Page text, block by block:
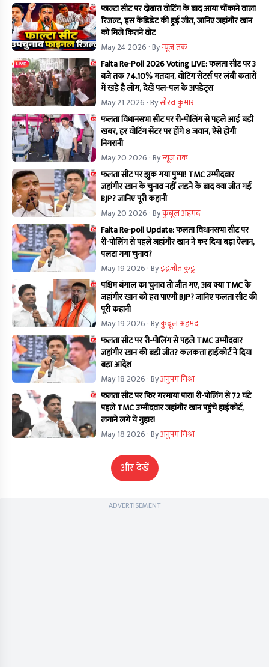
फाल्टा सीट पर दोबारा वोटिंग के बाद आया चौंकाने वाला
रिजल्ट, इस कैंडिडेट की हुई जीत, जानिए जहांगीर खान
को मिले कितने वोट
May 24 2026 · Byन्यूज तक
Falta Re-Poll 2026 Voting LIVE: फलता सीट पर 3
बजे तक 74.10% मतदान, वोटिंग सेंटर्स पर लंबी कतारों
में खड़े है लोग, देखें पल-पल के अपडेट्स
May 21 2026 · Byसौरव कुमार
फलता विधानसभा सीट पर री-पोलिंग से पहले आई बड़ी
खबर, हर वोटिंग सेंटर पर होंगे 8 जवान, ऐसे होगी
निगरानी
May 20 2026 · Byन्यूज तक
फलता सीट पर झुक गया पुष्पा! TMC उम्मीदवार
जहांगीर खान के चुनाव नहीं लड़ने के बाद क्या जीत गई
BJP? जानिए पूरी कहानी
May 20 2026 · Byकुबूल अहमद
Falta Re-poll Update: फलता विधानसभा सीट पर
री-पोलिंग से पहले जहांगीर खान ने कर दिया बड़ा ऐलान,
पलटा गया चुनाव?
May 19 2026 · Byइंद्रजीत कुंडू
पश्चिम बंगाल का चुनाव तो जीत गए, अब क्या TMC के
जहांगीर खान को हरा पाएगी BJP? जानिए फलता सीट की
पूरी कहानी
May 19 2026 · Byकुबूल अहमद
फलता सीट पर री-पोलिंग से पहले TMC उम्मीदवार
जहांगीर खान की बड़ी जीत? कलकत्ता हाईकोर्ट ने दिया
बड़ा आदेश
May 18 2026 · Byअनुपम मिश्रा
फलता सीट पर फिर गरमाया पारा! री-पोलिंग से 72 घंटे
पहले TMC उम्मीदवार जहांगीर खान पहुंचे हाईकोर्ट,
लगाने लगे ये गुहार!
May 18 2026 · Byअनुपम मिश्रा
और देखें
ADVERTISEMENT